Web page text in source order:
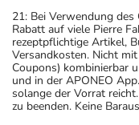
21: Bei Verwendung
Rabatt auf viele Pierre
rezeptpflichtige Artikel,
Versandkosten. Nicht
Coupons) kombinierbar
und in der APONEO
solange der Vorrat
zu beenden. Keine